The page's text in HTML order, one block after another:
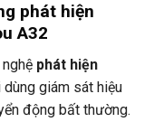
phát hiện
A32
phát hiện
giám sát hiệu
động bất thường.